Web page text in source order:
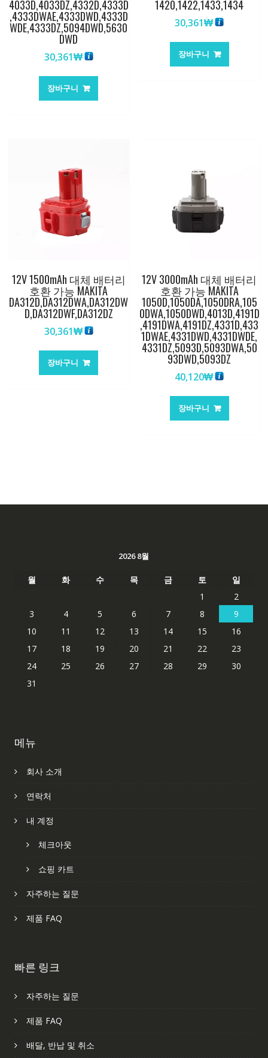
4033D,4033DZ,4332D,4333D
,4333DWAE,4333DWD,4333D
WDE,4333DZ,5094DWD,5630
DWD
30,361₩
장바구니
1420,1422,1433,1434
30,361₩
장바구니
12V 1500mAh 대체 배터리
호환 가능 MAKITA
DA312D,DA312DWA,DA312DW
D,DA312DWF,DA312DZ
30,361₩
장바구니
12V 3000mAh 대체 배터리
호환 가능 MAKITA
1050D,1050DA,1050DRA,105
0DWA,1050DWD,4013D,4191D
,4191DWA,4191DZ,4331D,433
1DWAE,4331DWD,4331DWDE,
4331DZ,5093D,5093DWA,50
93DWD,5093DZ
40,120₩
장바구니
2026 8월
월 화 수 목 금 토
일
1
2
3
4 5 6 7 8
9
10
11 12 13 14 15
16
17
18 19 20 21 22
23
24
25 26 27 28 29
30
31
메뉴
회사 소개
연락처
내 계정
체크아웃
쇼핑 카트
자주하는 질문
제품 FAQ
빠른 링크
자주하는 질문
제품 FAQ
배달, 반납 및 취소